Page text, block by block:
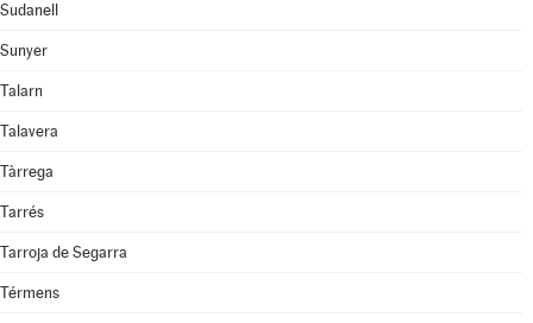
Sudanell
Sunyer
Talarn
Talavera
Tàrrega
Tarrés
Tarroja de Segarra
Térmens